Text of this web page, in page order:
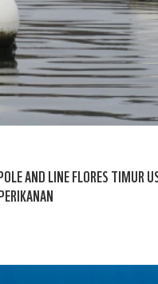
AND LINE FLORES TIMUR